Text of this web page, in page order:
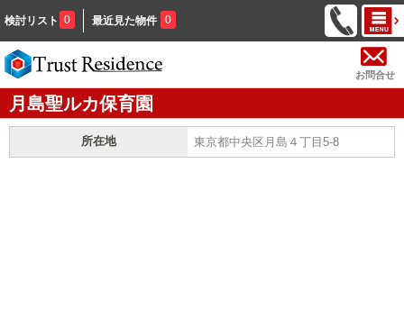
検討リスト 0 最近見た物件 0
お問合せ
月島聖ルカ保育園
所在地 東京都中央区月島４丁目5-8